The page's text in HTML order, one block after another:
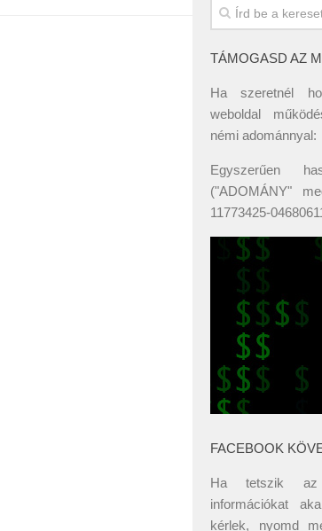
TÁMOGASD AZ
Ha szeretnél
weboldal
némi adománnyal:
Egyszerűen
("ADOMÁNY"
11773425-
FACEBOOK
Ha tetszik az
információkat
kérlek, nyomd